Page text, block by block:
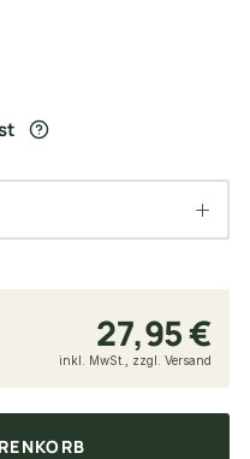
27,95 €
inkl. MwSt., zzgl. Versand